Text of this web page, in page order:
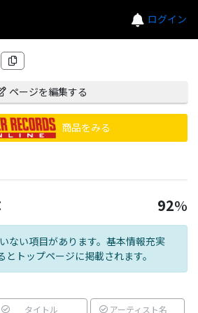
ログイン
ページを編集する
商品をみる
92%
ない項目があります。基本情報充実
トップページに掲載されます。
タイトル アーティスト名